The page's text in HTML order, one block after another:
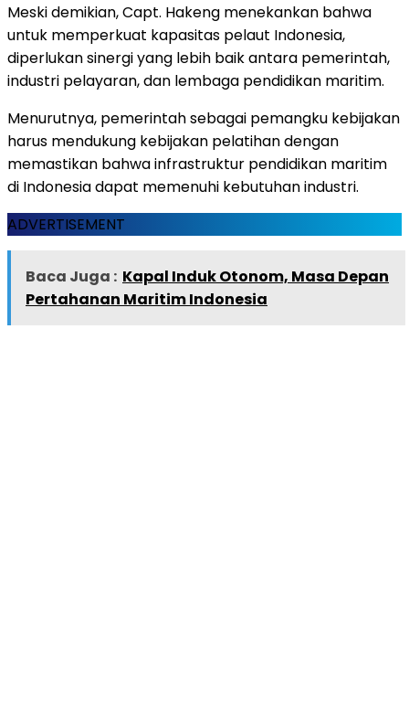
Meski demikian, Capt. Hakeng menekankan bahwa
untuk memperkuat kapasitas pelaut Indonesia,
diperlukan sinergi yang lebih baik antara pemerintah,
industri pelayaran, dan lembaga pendidikan maritim.
Menurutnya, pemerintah sebagai pemangku kebijakan
harus mendukung kebijakan pelatihan dengan
memastikan bahwa infrastruktur pendidikan maritim
di Indonesia dapat memenuhi kebutuhan industri.
ADVERTISEMENT
Baca Juga : Kapal Induk Otonom, Masa Depan
Pertahanan Maritim Indonesia